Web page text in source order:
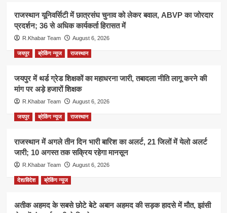
राजस्थान यूनिवर्सिटी में छात्रसंघ चुनाव को लेकर बवाल, ABVP का जोरदार
प्रदर्शन; 36 से अधिक कार्यकर्ता हिरासत में
R.Khabar Team August 6, 2026
जयपुर ब्रेकिंग न्यूज राजस्थान
जयपुर में थर्ड ग्रेड शिक्षकों का महाधरना जारी, तबादला नीति लागू करने की
मांग पर अड़े हजारों शिक्षक
R.Khabar Team August 6, 2026
जयपुर ब्रेकिंग न्यूज राजस्थान
राजस्थान में अगले तीन दिन भारी बारिश का अलर्ट, 21 जिलों में येलो अलर्ट
जारी; 10 अगस्त तक सक्रिय रहेगा मानसून
R.Khabar Team August 6, 2026
देश/विदेश ब्रेकिंग न्यूज
अतीक अहमद के सबसे छोटे बेटे अबान अहमद की सड़क हादसे में मौत, झांसी